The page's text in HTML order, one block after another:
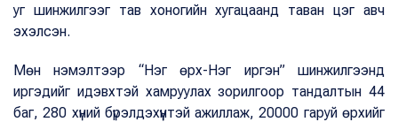
уг шинжилгээг тав хоногийн хугацаанд таван цэг авч
эхэлсэн.
Мөн нэмэлтээр “Нэг өрх-Нэг иргэн” шинжилгээнд
иргэдийг идэвхтэй хамруулах зорилгоор тандалтын 44
баг, 280 хүний бүрэлдэхүүнтэй ажиллаж, 20000 гаруй өрхийг